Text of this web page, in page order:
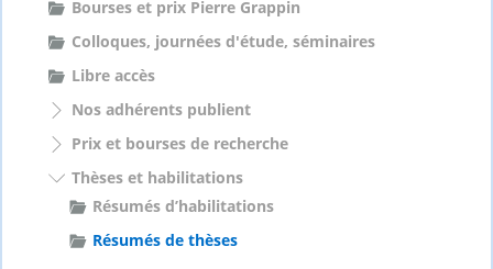
Bourses et prix Pierre Grappin
Colloques, journées d'étude, séminaires
Libre accès
Nos adhérents publient
Prix et bourses de recherche
Thèses et habilitations
Résumés d’habilitations
Résumés de thèses